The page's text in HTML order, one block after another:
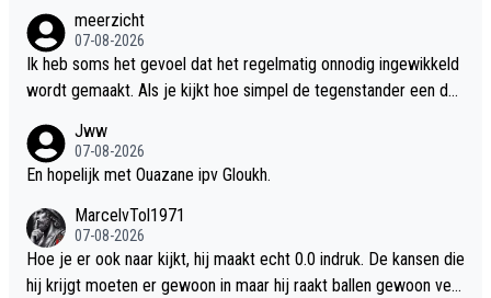
meerzicht
07-08-2026
Ik heb soms het gevoel dat het regelmatig onnodig ingewikkeld
wordt gemaakt. Als je kijkt hoe simpel de tegenstander een do
nde aan te pas moet komen om een doelpunt te maken
Jww
07-08-2026
En hopelijk met Ouazane ipv Gloukh.
MarcelvTol1971
07-08-2026
Hoe je er ook naar kijkt, hij maakt echt 0.0 indruk. De kansen die
hij krijgt moeten er gewoon in maar hij raakt ballen gewoon verk